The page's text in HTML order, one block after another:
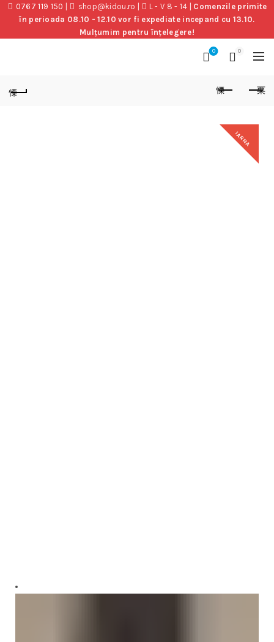
0767 119 150 shop@kidou.ro L - V 8 - 14
Comenzile primite
în perioada 08.10 - 12.10 vor fi expediate incepand cu 13.10.
Mulțumim pentru înțelegere!
0 0
IARNA